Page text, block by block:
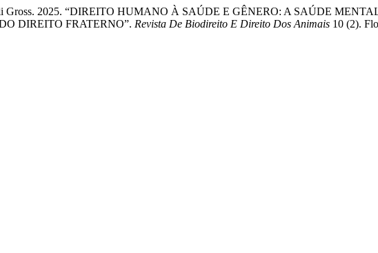
Gross. 2025. “DIREITO HUMANO À SAÚDE E GÊNERO: A SAÚDE
DIREITO FRATERNO”. Revista De Biodireito E Direito Dos Animais 10 (2).